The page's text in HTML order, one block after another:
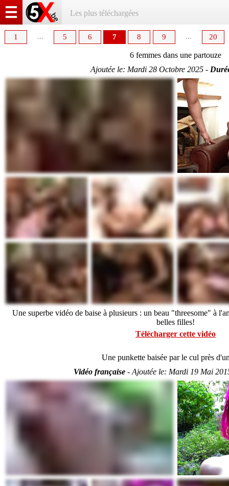
Les plus téléchargées
1 ... 5 6 7 8 9 ... 20
6 femmes dans une partouze
Ajoutée le: Mardi 28 Octobre 2025 -
Une superbe vidéo de baise à plusieurs : un beau "threesome" à
belles filles!
Télécharger cette vidéo
Une punkette baisée par le cul près
Vidéo française -Ajoutée le: Mardi 19 Mai